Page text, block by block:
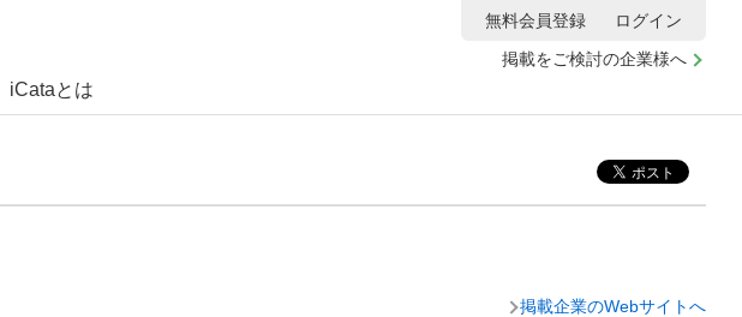
iCataとは
掲載をご検討の企業様へ
無料会員登録 ログイン
掲載企業のWebサイトへ